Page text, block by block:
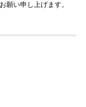
願い申し上げます。